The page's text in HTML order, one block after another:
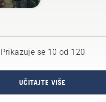
tvarima
doći do
sloja i
zaštitna
svojstva.
nosite
Pritisnite
rukom ili
po
Prikazuje se 10 od 120
UČITAJTE VIŠE